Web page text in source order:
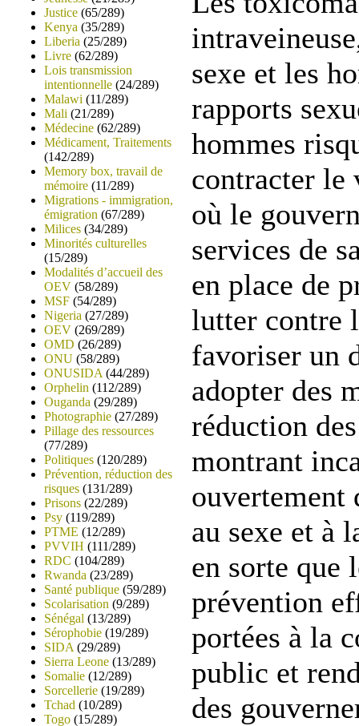
Justice (65/289)
Kenya (35/289)
Liberia (25/289)
Livre (62/289)
Lois transmission
intentionnelle (24/289)
Malawi (11/289)
Mali (21/289)
Médecine (62/289)
Médicament, Traitements
(142/289)
Memory box, travail de
mémoire (11/289)
Migrations - immigration,
émigration (67/289)
Milices (34/289)
Minorités culturelles
(15/289)
Modalités d’accueil des
OEV (58/289)
MSF (54/289)
Nigeria (27/289)
OEV (269/289)
OMD (26/289)
ONU (58/289)
ONUSIDA (44/289)
Orphelin (112/289)
Ouganda (29/289)
Photographie (27/289)
Pillage des ressources
(77/289)
Politiques (120/289)
Prévention, réduction des
risques (131/289)
Prisons (22/289)
Psy (119/289)
PTME (12/289)
PVVIH (111/289)
RDC (104/289)
Rwanda (23/289)
Santé publique (59/289)
Scolarisation (9/289)
Sénégal (13/289)
Sérophobie (19/289)
SIDA (29/289)
Sierra Leone (13/289)
Somalie (12/289)
Sorcellerie (19/289)
Tchad (10/289)
Togo (15/289)
sexe et les
rapports
hommes
contracter le
où le
services de
en place de
lutter contre
favoriser un
adopter des
réduction
montrant
ouvertement
au sexe et à
en sorte que
prévention
portées à la
public et
des